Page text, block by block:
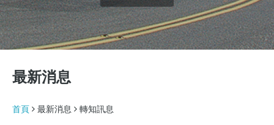
最新消息
首頁 最新消息 轉知訊息